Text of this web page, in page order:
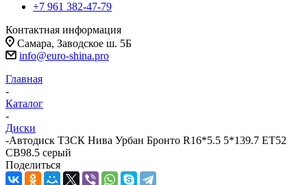
+7 961 382-47-79
Контактная информация
Самара, Заводское ш. 5Б
info@euro-shina.pro
Главная
-
Каталог
-
Диски
-Автодиск ТЗСК Нива Урбан Бронто R16*5.5 5*139.7 ET52
CB98.5 серый
Поделиться